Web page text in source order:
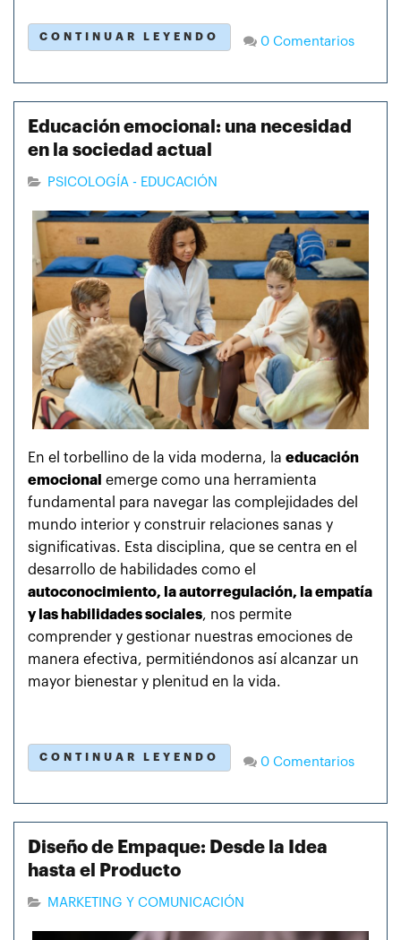
CONTINUAR LEYENDO 0 Comentarios
Educación emocional: una necesidad
en la sociedad actual
PSICOLOGÍA - EDUCACIÓN
En el torbellino de la vida moderna, la educación
emocional emerge como una herramienta
fundamental para navegar las complejidades del
mundo interior y construir relaciones sanas y
significativas. Esta disciplina, que se centra en el
desarrollo de habilidades como el
autoconocimiento, la autorregulación, la empatía
y las habilidades sociales, nos permite
comprender y gestionar nuestras emociones de
manera efectiva, permitiéndonos así alcanzar un
mayor bienestar y plenitud en la vida.
CONTINUAR LEYENDO 0 Comentarios
Diseño de Empaque: Desde la Idea
hasta el Producto
MARKETING Y COMUNICACIÓN